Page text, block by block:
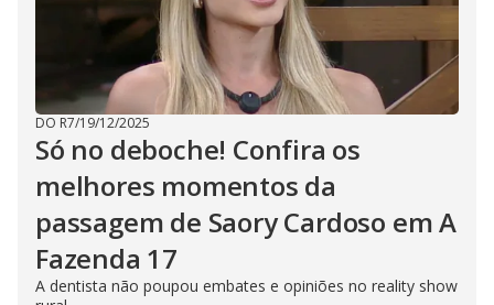
DO R7/19/12/2025
Só no deboche! Confira os
melhores momentos da
passagem de Saory Cardoso em A
Fazenda 17
A dentista não poupou embates e opiniões no reality show